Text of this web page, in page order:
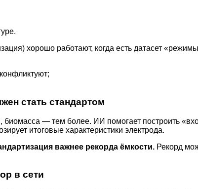
хорошо работают, когда есть датасет
стать стандартом
— тем более. ИИ помогает построить
итоговые характеристики электрода.
важнее рекорда ёмкости. Рекорд
в сети